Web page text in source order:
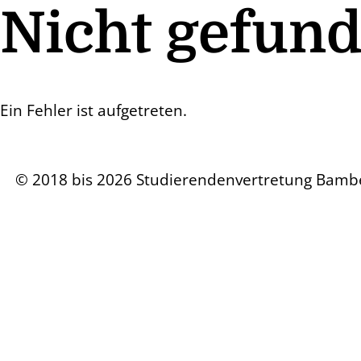
Nicht
Ein Fehler ist aufgetreten.
© 2018 bis 2026 Studierendenvertretung